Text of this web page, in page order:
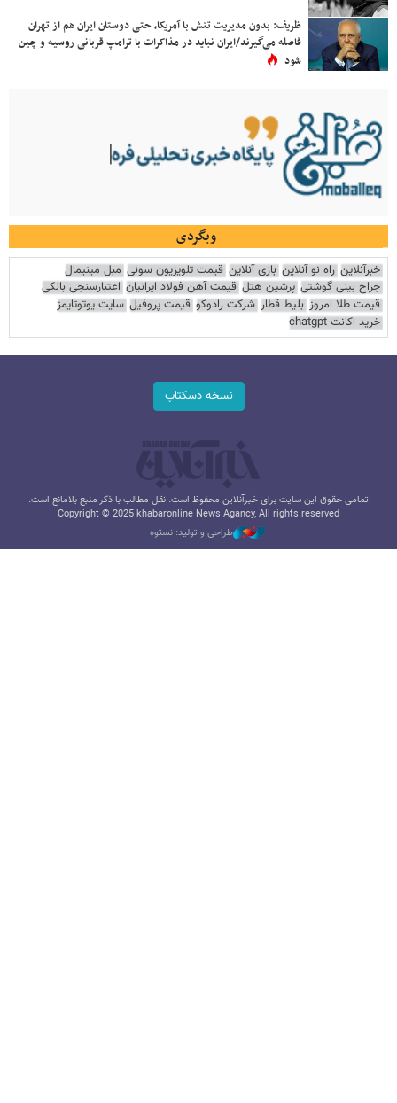
ظریف: بدون مدیریت تنش با آمریکا، حتی دوستان ایران هم از تهران
فاصله می‌گیرند/ایران نباید در مذاکرات با ترامپ قربانی روسیه و چین
شود
وبگردی
خبرآنلاین راه نو آنلاین بازی آنلاین قیمت تلویزیون سونی مبل مینیمال
جراح بینی گوشتی پرشین هتل قیمت آهن فولاد ایرانیان اعتبارسنجی بانکی
قیمت طلا امروز بلیط قطار شرکت رادوکو قیمت پروفیل سایت یوتوتایمز
خرید اکانت chatgpt
نسخه دسکتاپ
تمامی حقوق این سایت برای خبرآنلاین محفوظ است. نقل مطالب با ذکر منبع بلامانع است.
Copyright © 2025 khabaronline News Agancy, All rights reserved
طراحی و تولید: نستوه